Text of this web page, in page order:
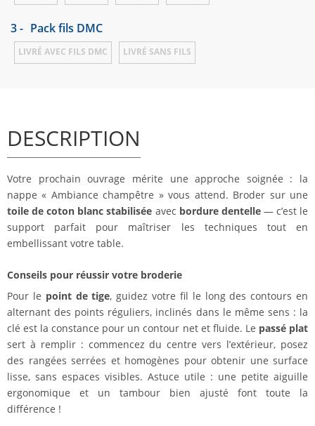
3 - Pack fils DMC
LIVRÉ AVEC FILS DMC LIVRÉ SANS FILS
DESCRIPTION
Votre prochain ouvrage mérite une approche soignée : la
nappe « Ambiance champêtre » vous attend. Broder sur une
toile de coton blanc stabilisée avec bordure dentelle— c’est le
support parfait pour maîtriser les techniques tout en
embellissant votre table.
Conseils pour réussir votre broderie
Pour le point de tige, guidez votre fil le long des contours en
alternant des points réguliers, inclinés dans le même sens : la
clé est la constance pour un contour net et fluide. Le passé plat
sert à remplir : commencez du centre vers l’extérieur, posez
des rangées serrées et homogènes pour obtenir une surface
lisse, sans espaces visibles. Astuce utile : une petite aiguille
ergonomique et un tambour bien ajusté font toute la
différence !